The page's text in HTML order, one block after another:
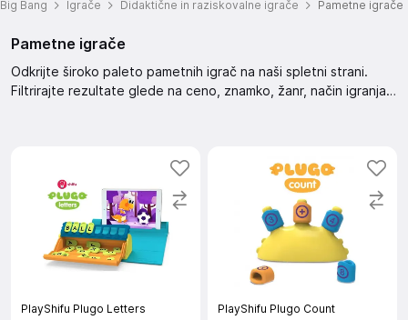
Big Bang Igrače Didaktične in raziskovalne igrače Pametne igrače
Pametne igrače
Odkrijte široko paleto pametnih igrač na naši spletni strani.
Filtrirajte rezultate glede na ceno, znamko, žanr, način igranja,
razpoložljivost in izberite svojega prodajalca.
PlayShifu Plugo Letters PlayShifu Plugo Count